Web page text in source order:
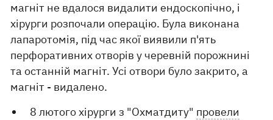
магніт не вдалося видалити ендоскопічно, і
хірурги розпочали операцію. Була виконана
лапаротомія, під час якої виявили п'ять
перфоративних отворів у черевній порожнині
та останній магніт. Усі отвори було закрито, а
магніт - видалено.
8 лютого хірурги з "Охматдиту" провели